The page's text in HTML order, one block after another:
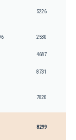
5226
2530
4687
8731
7020
8299